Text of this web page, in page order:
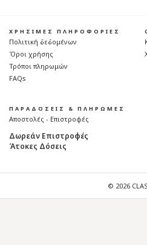
ΧΡΗΣΙΜΕΣ ΠΛΗΡΟΦΟΡΙΕΣ
Πολιτική δεδομένων
Όροι χρήσης
Τρόποι πληρωμών
FAQs
ΠΑΡΑΔΟΣΕΙΣ & ΠΛΗΡΩΜΕΣ
Αποστολές - Επιστροφές
Δωρεάν Επιστροφές
Άτοκες Δόσεις
© 2026